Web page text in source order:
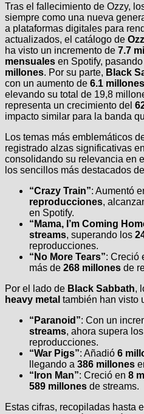
Tras el fallecimiento de Ozzy,
siempre como una nueva
a plataformas digitales para
actualizados, el catálogo de
ha visto un incremento de 7.7
mensuales en Spotify,
millones. Por su parte, Black
con un aumento de 6.1
elevando su total de 19,8
representa un crecimiento del
impacto similar para la banda
Los temas más emblemáticos
registrado alzas significativas
consolidando su relevancia en
los sencillos más destacados
“Crazy Train”: Aumentó
reproducciones,
en Spotify.
“Mama, I’m Coming
streams, superando los
reproducciones.
“No More Tears”: Creció
más de 268 millones de
Por el lado de Black Sabbath,
heavy metal también han visto
“Paranoid”: Con un
streams, ahora supera los
reproducciones.
“War Pigs”: Añadió 6
llegando a 386 millones
“Iron Man”: Creció en 8
589 millones de streams.
Estas cifras, recopiladas hasta